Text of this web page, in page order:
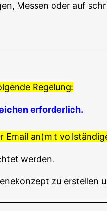
Mes­sen oder auf
Regelung:
erforderlich.
Email an(mit
werden.
zu erstel­len